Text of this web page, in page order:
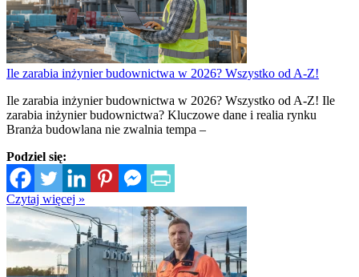
Ile zarabia inżynier budownictwa w 2026? Wszystko od A-Z!
Ile zarabia inżynier budownictwa w 2026? Wszystko od A-Z! Ile
zarabia inżynier budownictwa? Kluczowe dane i realia rynku
Branża budowlana nie zwalnia tempa –
Podziel się:
Czytaj więcej »